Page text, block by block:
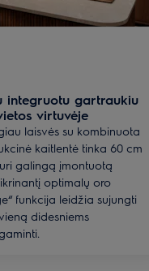
integruotu gartraukiu
virtuvėje
laisvės su kombinuota
kaitlentė tinka 60 cm
galingą įmontuotą
optimalų oro
funkcija leidžia sujungti
didesniems